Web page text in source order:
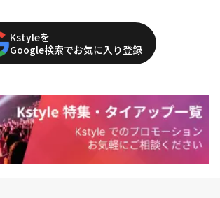
Kstyleを
Google検索でお気に入り登録